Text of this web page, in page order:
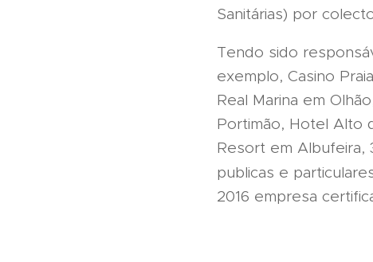
Sanitárias) por
Tendo sido
exemplo, Casino
Real Marina em
Portimão, Hotel Alto
Resort em Albufeira,
publicas e
2016 empresa